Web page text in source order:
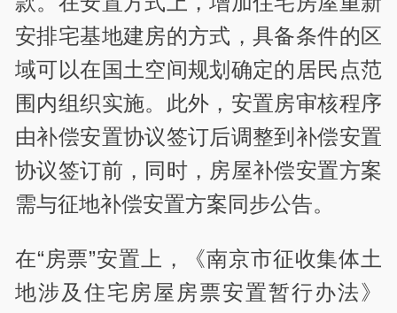
安排宅基地建房的方式，具备条件的区
域可以在国土空间规划确定的居民点范
围内组织实施。此外，安置房审核程序
由补偿安置协议签订后调整到补偿安置
协议签订前，同时，房屋补偿安置方案
需与征地补偿安置方案同步公告。
在“房票”安置上，《南京市征收集体土
地涉及住宅房屋房票安置暂行办法》